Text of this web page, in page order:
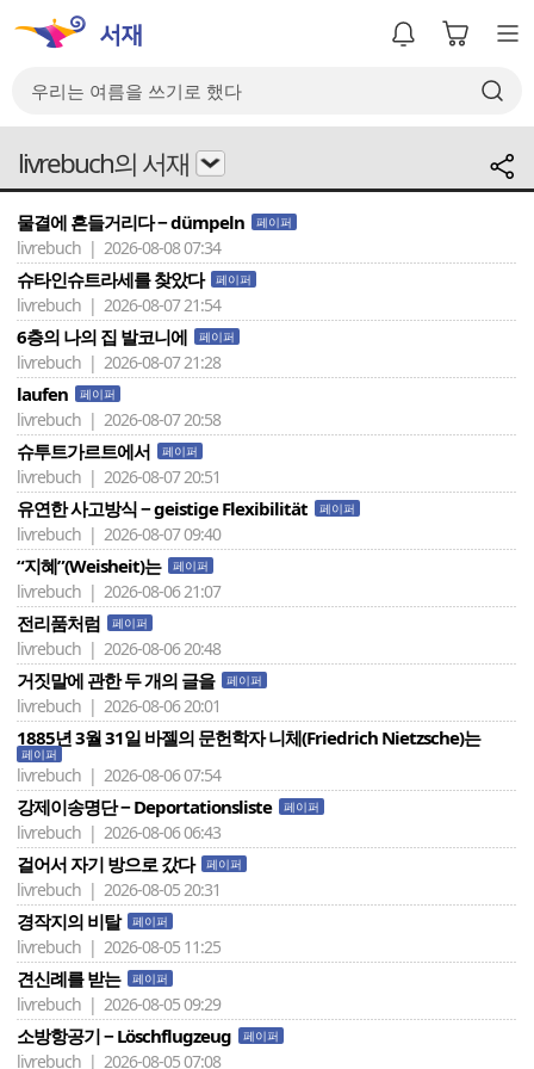
livrebuch의 서재
물결에 흔들거리다 − dümpeln 페이퍼
livrebuch | 2026-08-08 07:34
슈타인슈트라세를 찾았다 페이퍼
livrebuch | 2026-08-07 21:54
6층의 나의 집 발코니에 페이퍼
livrebuch | 2026-08-07 21:28
laufen 페이퍼
livrebuch | 2026-08-07 20:58
슈투트가르트에서 페이퍼
livrebuch | 2026-08-07 20:51
유연한 사고방식 − geistige Flexibilität 페이퍼
livrebuch | 2026-08-07 09:40
“지혜”(Weisheit)는 페이퍼
livrebuch | 2026-08-06 21:07
전리품처럼 페이퍼
livrebuch | 2026-08-06 20:48
거짓말에 관한 두 개의 글을 페이퍼
livrebuch | 2026-08-06 20:01
1885년 3월 31일 바젤의 문헌학자 니체(Friedrich Nietzsche)는
페이퍼
livrebuch | 2026-08-06 07:54
강제이송명단 − Deportationsliste 페이퍼
livrebuch | 2026-08-06 06:43
걸어서 자기 방으로 갔다 페이퍼
livrebuch | 2026-08-05 20:31
경작지의 비탈 페이퍼
livrebuch | 2026-08-05 11:25
견신례를 받는 페이퍼
livrebuch | 2026-08-05 09:29
소방항공기 − Löschflugzeug 페이퍼
livrebuch | 2026-08-05 07:08